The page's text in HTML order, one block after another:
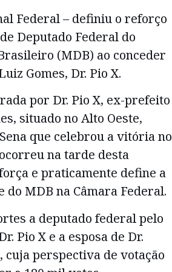
Federal – definiu o reforço
Deputado Federal do
(MDB) ao conceder
Gomes, Dr. Pio X.
por Dr. Pio X, ex-prefeito
situado no Alto Oeste,
que celebrou a vitória no
na tarde desta
e praticamente define a
MDB na Câmara Federal.
a deputado federal pelo
Pio X e a esposa de Dr.
perspectiva de votação